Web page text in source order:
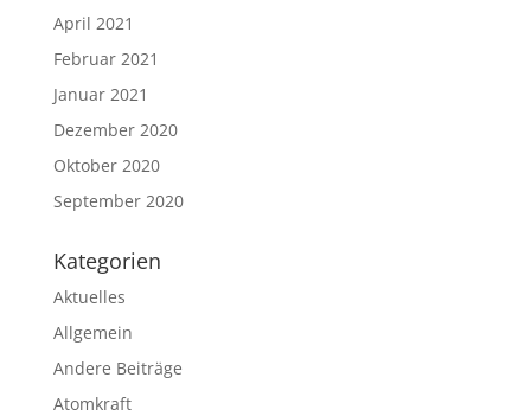
April 2021
Februar 2021
Januar 2021
Dezember 2020
Oktober 2020
September 2020
Kategorien
Aktuelles
Allgemein
Andere Beiträge
Atomkraft